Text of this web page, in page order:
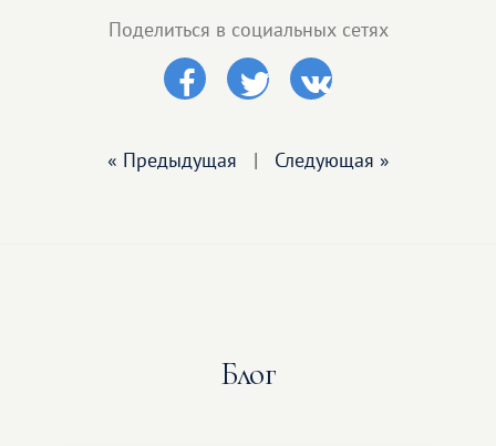
Поделиться в социальных сетях
« Предыдущая | Следующая »
Блог